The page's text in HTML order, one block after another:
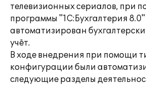
телевизионных сериалов, при
программы "1С:Бухгалтерия 8.0"
автоматизирован
учёт.
В ходе внедрения при помощи
конфигурации были
следующие разделы